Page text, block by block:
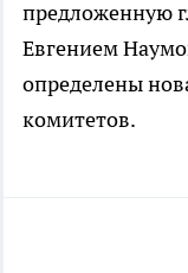
предложенную
Евгением
определены
комитетов.